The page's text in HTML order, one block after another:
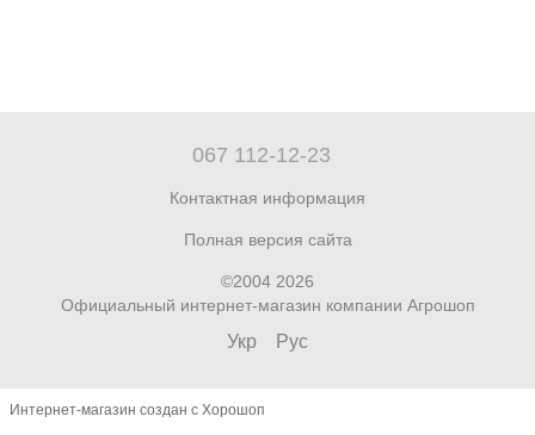
067 112-12-23
Контактная информация
Полная версия сайта
©2004 2026
Официальный интернет-магазин компании Агрошоп
Укр Рус
Интернет-магазин создан с Хорошоп